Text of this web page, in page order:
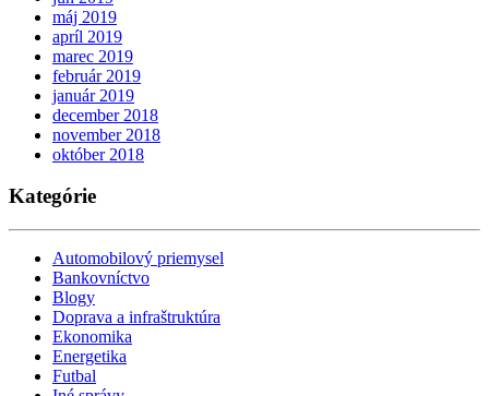
máj 2019
apríl 2019
marec 2019
február 2019
január 2019
december 2018
november 2018
október 2018
Kategórie
Automobilový priemysel
Bankovníctvo
Blogy
Doprava a infraštruktúra
Ekonomika
Energetika
Futbal